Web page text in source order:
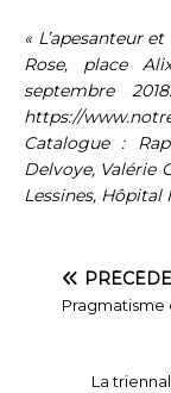
« L’apesanteur
Rose, place
septembre
https://
Catalogue :
Delvoye, Valérie
Lessines, Hôpital
Pragmatisme
La